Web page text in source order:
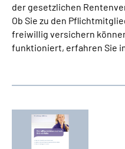
der gesetzlichen
Ob Sie zu den
freiwillig versichern
funktioniert, erfahren Sie